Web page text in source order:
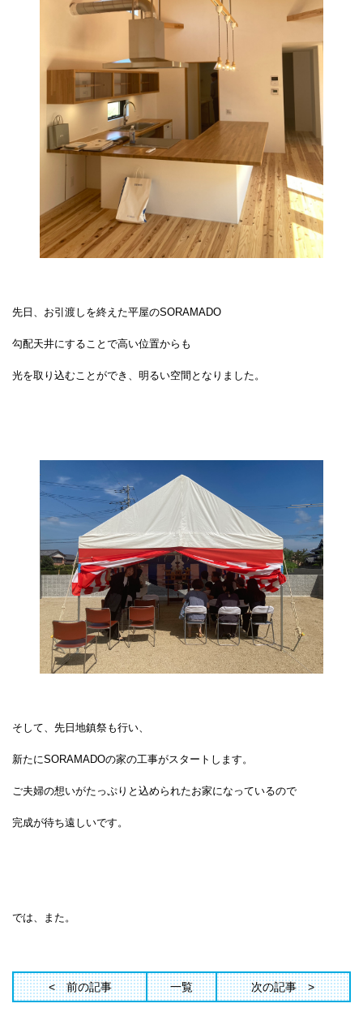
先日、お引渡しを終えた平屋のSORAMADO
勾配天井にすることで高い位置からも
光を取り込むことができ、明るい空間となりました。
そして、先日地鎮祭も行い、
新たにSORAMADOの家の工事がスタートします。
ご夫婦の想いがたっぷりと込められたお家になっているので
完成が待ち遠しいです。
では、また。
前の記事 一覧 次の記事